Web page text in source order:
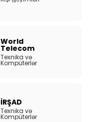
World
Telecom
Texnika və
Kompüterlər
İRŞAD
Texnika və
Kompüterlər